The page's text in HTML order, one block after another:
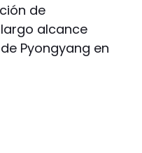
de
alcance
Pyongyang en